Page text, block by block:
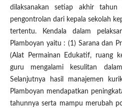
dilaksanakan setiap akhir
pengontrolan dari kepala sekolah
tertentu. Kendala dalam
Plamboyan yaitu : (1) Sarana dan
(Alat Permainan Edukatif, ruang
guru mengalami kesulitan
Selanjutnya hasil manajemen
Plamboyan mendapatkan
tahunnya serta mampu merubah